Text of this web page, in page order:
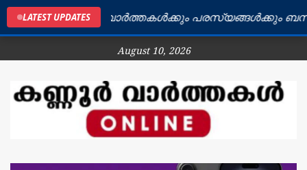
LATEST UPDATES
ജില്ലയിലെ വാർത്തകൾക്കും പരസ്യങ്ങൾക്കും
August 10, 2026